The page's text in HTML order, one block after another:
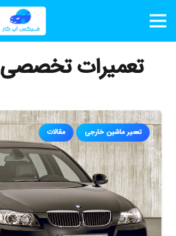
تعمیرات تخصصی bmw 320i
تعمیر ماشین خارجی مقالات